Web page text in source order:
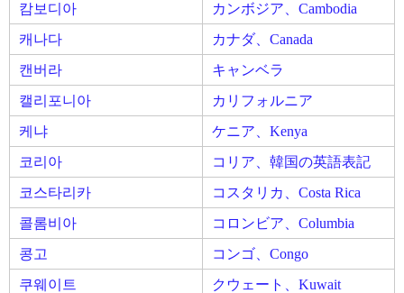
캄보디아
カンボジア、Cambodia
캐나다
カナダ、Canada
캔버라
キャンベラ
캘리포니아
カリフォルニア
케냐
ケニア、Kenya
코리아
コリア、韓国の英語表記
코스타리카
コスタリカ、Costa Rica
콜롬비아
コロンビア、Columbia
콩고
コンゴ、Congo
쿠웨이트
クウェート、Kuwait